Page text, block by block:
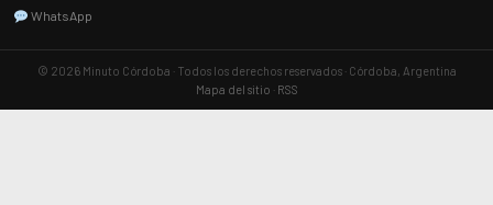
WhatsApp
© 2026 Minuto Córdoba · Todos los derechos reservados · Córdoba, Argentina
Mapa del sitio · RSS